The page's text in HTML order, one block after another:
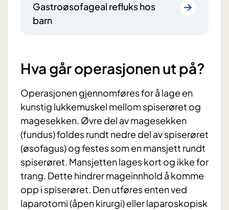
Gastroøsofageal refluks hos
barn
Hva går operasjonen ut på?
Operasjonen gjennomføres for å lage en
kunstig lukkemuskel mellom spiserøret og
magesekken. Øvre del av magesekken
(fundus) foldes rundt nedre del av spiserøret
(øsofagus) og festes som en mansjett rundt
spiserøret. Mansjetten lages kort og ikke for
trang. Dette hindrer mageinnhold å komme
opp i spiserøret. Den utføres enten ved
laparotomi (åpen kirurgi) eller laparoskopisk